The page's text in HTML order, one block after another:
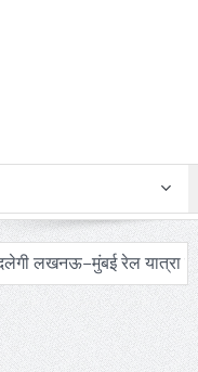
यात्रा की तस्वीर?